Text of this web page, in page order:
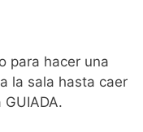
para hacer una
la sala hasta caer